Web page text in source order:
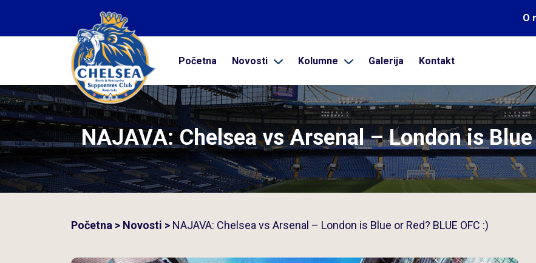
O
Početna Novosti Kolumne Galerija Kontakt
Kolumne
Galerija
Kontakt
NAJAVA: Chelsea vs Arsenal – London is Blue
Početna > Novosti > NAJAVA: Chelsea vs Arsenal – London is Blue or Red? BLUE OFC :)